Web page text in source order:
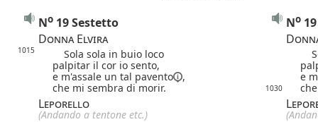
No 19 Sestetto No
Donna Elvira
1015 Sola sola in buio loco
palpitar il cor io sento,
e m'assale un tal pavento ,
e
che mi sembra di morir.
1030
Leporello
(Andando a tentone etc.)